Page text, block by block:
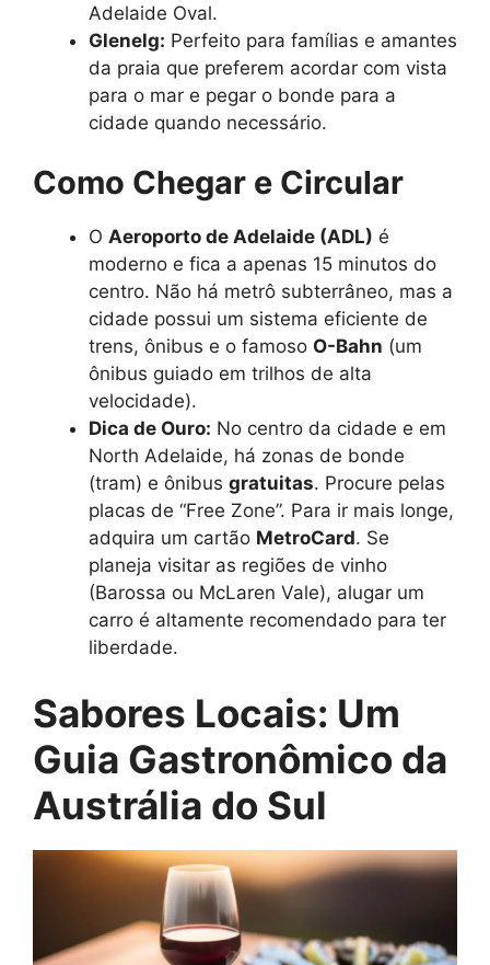
Adelaide Oval.
Glenelg: Perfeito para famílias e amantes
da praia que preferem acordar com vista
para o mar e pegar o bonde para a
cidade quando necessário.
Como Chegar e Circular
O Aeroporto de Adelaide (ADL) é
moderno e fica a apenas 15 minutos do
centro. Não há metrô subterrâneo, mas a
cidade possui um sistema eficiente de
trens, ônibus e o famoso O-Bahn (um
ônibus guiado em trilhos de alta
velocidade).
Dica de Ouro: No centro da cidade e em
North Adelaide, há zonas de bonde
(tram) e ônibus gratuitas. Procure pelas
placas de “Free Zone”. Para ir mais longe,
adquira um cartão MetroCard. Se
planeja visitar as regiões de vinho
(Barossa ou McLaren Vale), alugar um
carro é altamente recomendado para ter
liberdade.
Sabores Locais: Um
Guia Gastronômico da
Austrália do Sul